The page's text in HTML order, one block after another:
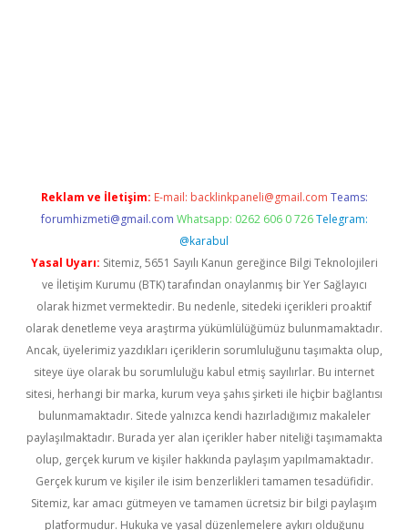
Reklam ve İletişim: E-mail: backlinkpaneli@gmail.com Teams:
forumhizmeti@gmail.com Whatsapp: 0262 606 0 726 Telegram:
@karabul
Yasal Uyarı: Sitemiz, 5651 Sayılı Kanun gereğince Bilgi Teknolojileri
ve İletişim Kurumu (BTK) tarafından onaylanmış bir Yer Sağlayıcı
olarak hizmet vermektedir. Bu nedenle, sitedeki içerikleri proaktif
olarak denetleme veya araştırma yükümlülüğümüz bulunmamaktadır.
Ancak, üyelerimiz yazdıkları içeriklerin sorumluluğunu taşımakta olup,
siteye üye olarak bu sorumluluğu kabul etmiş sayılırlar. Bu internet
sitesi, herhangi bir marka, kurum veya şahıs şirketi ile hiçbir bağlantısı
bulunmamaktadır. Sitede yalnızca kendi hazırladığımız makaleler
paylaşılmaktadır. Burada yer alan içerikler haber niteliği taşımamakta
olup, gerçek kurum ve kişiler hakkında paylaşım yapılmamaktadır.
Gerçek kurum ve kişiler ile isim benzerlikleri tamamen tesadüfidir.
Sitemiz, kar amacı gütmeyen ve tamamen ücretsiz bir bilgi paylaşım
platformudur. Hukuka ve yasal düzenlemelere aykırı olduğunu